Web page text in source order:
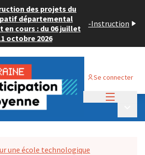
des projets du
départemental
en cours : du 06 juillet
octobre 2026
-Instruction
Se connecter
2024
déposés
une école technologique